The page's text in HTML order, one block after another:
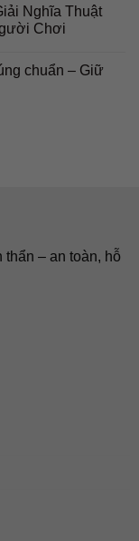
Nghĩa Thuật
Chơi
chuẩn – Giữ
thẩn – an toàn, hỗ